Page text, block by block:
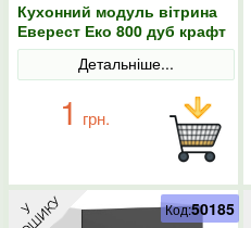
Кухонний модуль вітрина
Еверест Еко 800 дуб крафт
білий/графіт 80х30х58
Детальніше...
1 грн.
Код:50185